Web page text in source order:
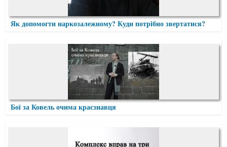
Як допомогти наркозалежному? Куди потрібно звертатися?
Бої за Ковель очима краєзнавця